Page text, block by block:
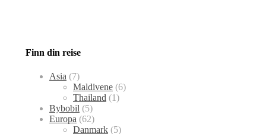
Finn din reise
Asia (7)
Maldivene (6)
Thailand (1)
Bybobil (5)
Europa (62)
Danmark (5)